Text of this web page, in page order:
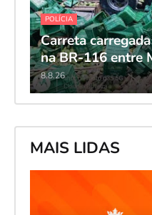
POLÍCIA
Carreta
na BR-116 entre
8.8.26
MAIS LIDAS